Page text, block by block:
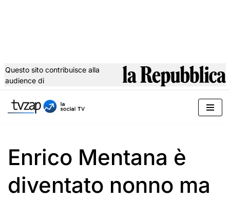
al
Questo sito contribuisce alla
audience di
Enrico Mentana è
diventato nonno ma